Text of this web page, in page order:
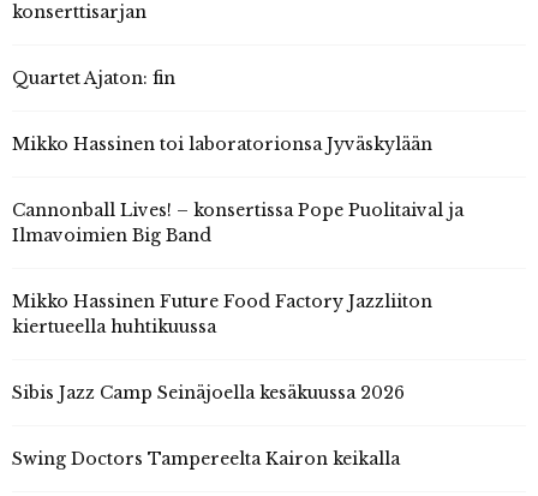
konserttisarjan
Quartet Ajaton: fin
Mikko Hassinen toi laboratorionsa Jyväskylään
Cannonball Lives! – konsertissa Pope Puolitaival ja
Ilmavoimien Big Band
Mikko Hassinen Future Food Factory Jazzliiton
kiertueella huhtikuussa
Sibis Jazz Camp Seinäjoella kesäkuussa 2026
Swing Doctors Tampereelta Kairon keikalla